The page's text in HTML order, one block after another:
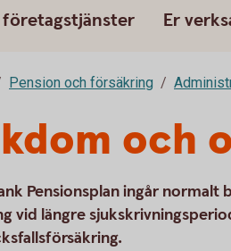
företagstjänster Er
Pension och försäkring
och
Pensionsplan ingår
vid längre